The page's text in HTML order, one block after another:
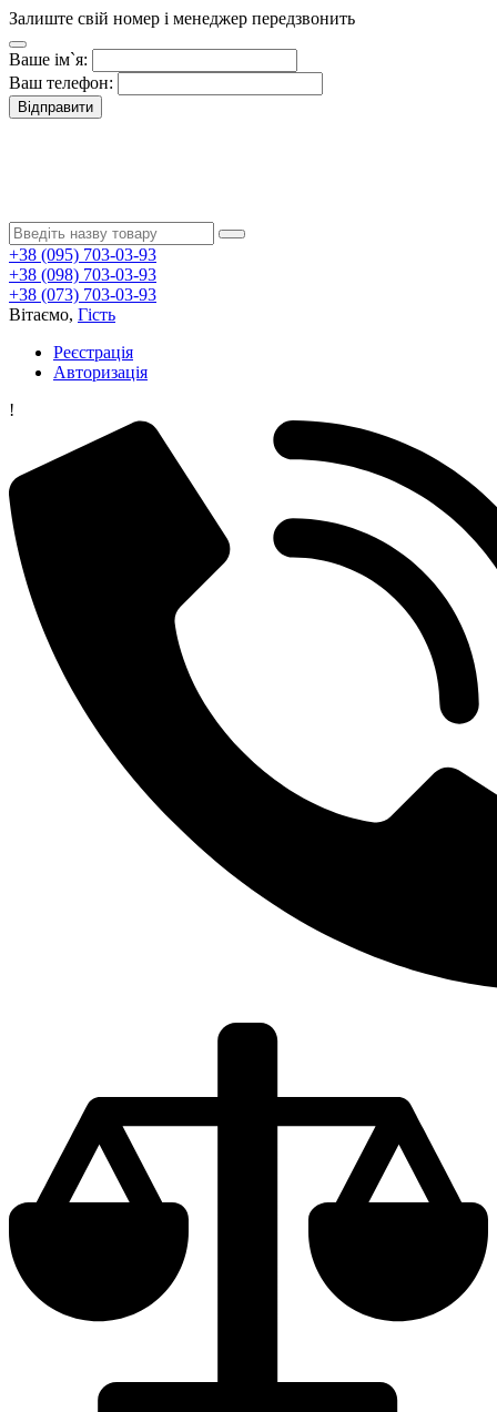
Залиште свій номер і менеджер передзвонить
Ваше ім`я:
Ваш телефон:
Відправити
+38 (095) 703-03-93
+38 (098) 703-03-93
+38 (073) 703-03-93
Вітаємо, Гість
Реєстрація
Авторизація
!